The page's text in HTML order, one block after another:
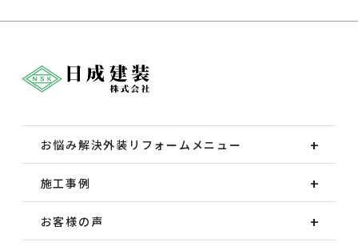
お悩み解決外装 リフォームメニュー
施工事例
お客様の声